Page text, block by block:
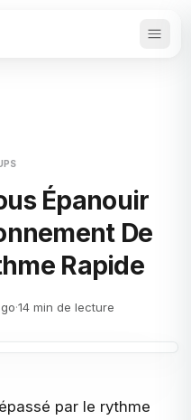
Épanouir
De
Rapide
·14 min de lecture
par le rythme